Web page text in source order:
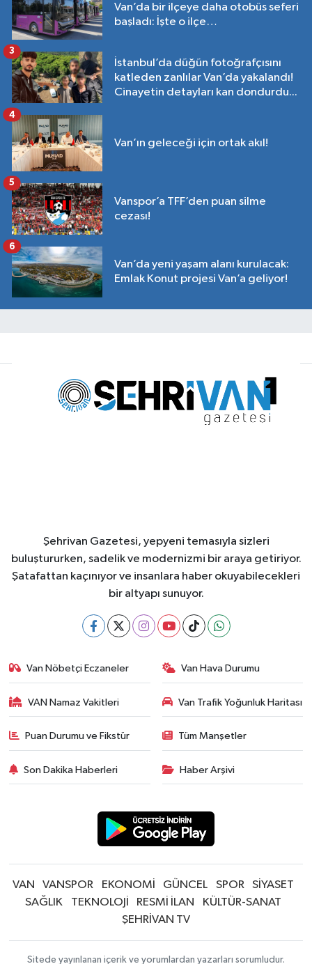
Van’da bir ilçeye daha otobüs seferi
başladı: İşte o ilçe…
İstanbul’da düğün fotoğrafçısını
katleden zanlılar Van’da yakalandı!
Cinayetin detayları kan dondurdu...
3
Van’ın geleceği için ortak akıl!
4
Vanspor’a TFF’den puan silme
cezası!
5
Van’da yeni yaşam alanı kurulacak:
Emlak Konut projesi Van’a geliyor!
6
Şehrivan Gazetesi, yepyeni temasıyla sizleri
buluştururken, sadelik ve modernizmi bir araya getiriyor.
Şatafattan kaçınıyor ve insanlara haber okuyabilecekleri
bir altyapı sunuyor.
Van Nöbetçi Eczaneler Van Hava Durumu
VAN Namaz Vakitleri Van Trafik Yoğunluk Haritası
Puan Durumu ve Fikstür Tüm Manşetler
Son Dakika Haberleri Haber Arşivi
VAN VANSPOR EKONOMİ GÜNCEL SPOR
SİYASET
SAĞLIK
TEKNOLOJİ RESMİ İLAN
KÜLTÜR-SANAT
ŞEHRİVAN TV
Sitede yayınlanan içerik ve yorumlardan yazarları sorumludur.